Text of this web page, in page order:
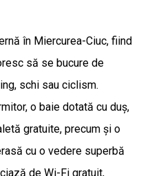
în Miercurea-Ciuc, fiind
să se bucure de
schi sau ciclism.
o baie dotată cu duș,
gratuite, precum și o
cu o vedere superbă
de Wi-Fi gratuit,